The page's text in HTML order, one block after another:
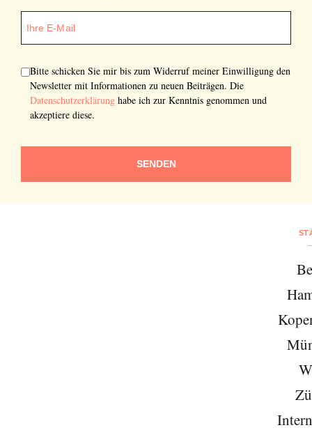
Bitte schicken Sie mir bis zum Widerruf meiner Einwilligung den
Newsletter mit Informationen zu neuen Beiträgen. Die
Datenschutzerklärung habe ich zur Kenntnis genommen und
akzeptiere diese.
SENDEN